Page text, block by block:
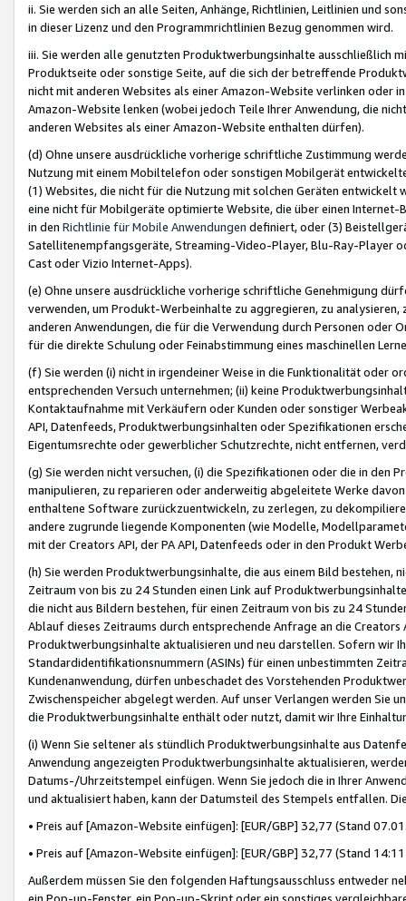
ii. Sie werden sich an alle Seiten, Anhänge, Richtlinien, Leitlinien und
in dieser Lizenz und den Programmrichtlinien Bezug genommen wird.
iii. Sie werden alle genutzten Produktwerbungsinhalte ausschließlich
Produktseite oder sonstige Seite, auf die sich der betreffende
nicht mit anderen Websites als einer Amazon-Website verlinken oder
Amazon-Website lenken (wobei jedoch Teile Ihrer Anwendung, die
anderen Websites als einer Amazon-Website enthalten dürfen).
(d) Ohne unsere ausdrückliche vorherige schriftliche Zustimmung
Nutzung mit einem Mobiltelefon oder sonstigen Mobilgerät
(1) Websites, die nicht für die Nutzung mit solchen Geräten
eine nicht für Mobilgeräte optimierte Website, die über einen
in den Richtlinie für Mobile Anwendungen definiert, oder (3)
Satellitenempfangsgeräte, Streaming-Video-Player, Blu-Ray-Player
Cast oder Vizio Internet-Apps).
(e) Ohne unsere ausdrückliche vorherige schriftliche Genehmigung
verwenden, um Produkt-Werbeinhalte zu aggregieren, zu
anderen Anwendungen, die für die Verwendung durch Personen
für die direkte Schulung oder Feinabstimmung eines maschinellen
(f) Sie werden (i) nicht in irgendeiner Weise in die Funktionalität oder
entsprechenden Versuch unternehmen; (ii) keine
Kontaktaufnahme mit Verkäufern oder Kunden oder sonstiger
API, Datenfeeds, Produktwerbungsinhalten oder Spezifikationen
Eigentumsrechte oder gewerblicher Schutzrechte, nicht entfernen,
(g) Sie werden nicht versuchen, (i) die Spezifikationen oder die in
manipulieren, zu reparieren oder anderweitig abgeleitete Werke
enthaltene Software zurückzuentwickeln, zu zerlegen, zu
andere zugrunde liegende Komponenten (wie Modelle,
mit der Creators API, der PA API, Datenfeeds oder in den Produkt
(h) Sie werden Produktwerbungsinhalte, die aus einem Bild bestehen,
Zeitraum von bis zu 24 Stunden einen Link auf
die nicht aus Bildern bestehen, für einen Zeitraum von bis zu 24
Ablauf dieses Zeitraums durch entsprechende Anfrage an die
Produktwerbungsinhalte aktualisieren und neu darstellen. Sofern wir
Standardidentifikationsnummern (ASINs) für einen unbestimmten
Kundenanwendung, dürfen unbeschadet des Vorstehenden
Zwischenspeicher abgelegt werden. Auf unser Verlangen werden Sie
die Produktwerbungsinhalte enthält oder nutzt, damit wir Ihre
(i) Wenn Sie seltener als stündlich Produktwerbungsinhalte aus
Anwendung angezeigten Produktwerbungsinhalte aktualisieren,
Datums-/Uhrzeitstempel einfügen. Wenn Sie jedoch die in Ihrer
und aktualisiert haben, kann der Datumsteil des Stempels entfallen.
• Preis auf [Amazon-Website einfügen]: [EUR/GBP] 32,77 (Stand
• Preis auf [Amazon-Website einfügen]: [EUR/GBP] 32,77 (Stand
Außerdem müssen Sie den folgenden Haftungsausschluss entweder
ein Pop-up-Fenster, ein Pop-up-Skript oder ein sonstiges